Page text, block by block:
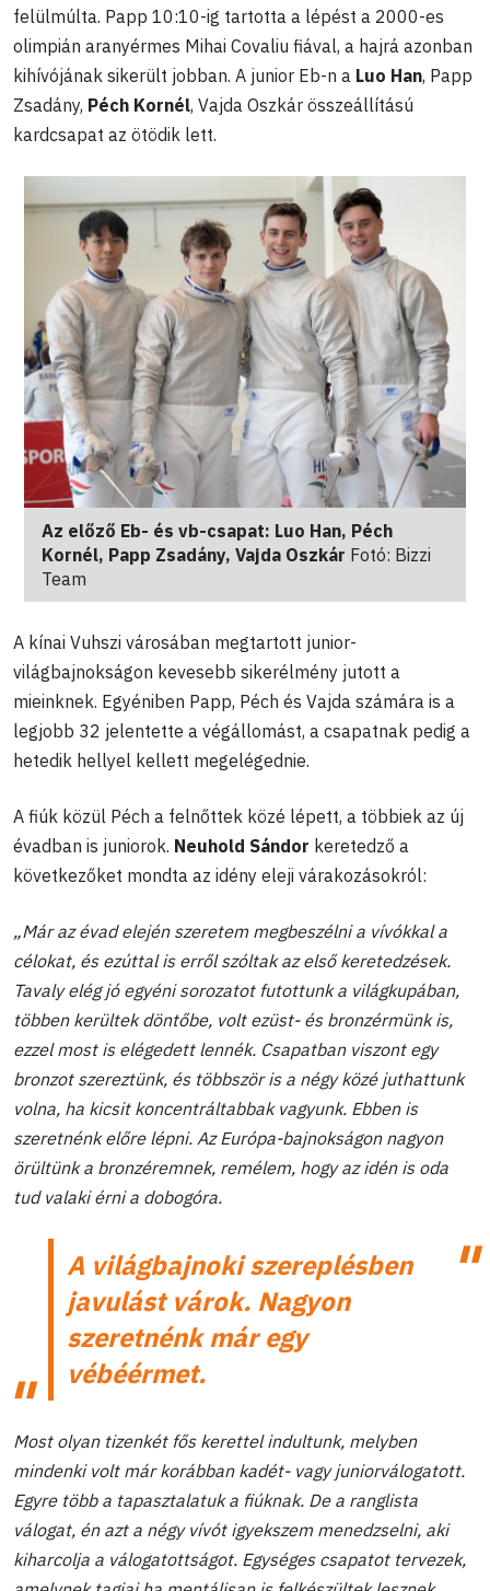
felülmúlta. Papp 10:10-ig tartotta a lépést a 2000-es
olimpián aranyérmes Mihai Covaliu fiával, a hajrá azonban
kihívójának sikerült jobban. A junior Eb-n a Luo Han, Papp
Zsadány, Péch Kornél, Vajda Oszkár összeállítású
kardcsapat az ötödik lett.
Az előző Eb- és vb-csapat: Luo Han, Péch
Kornél, Papp Zsadány, Vajda Oszkár Fotó: Bizzi
Team
A kínai Vuhszi városában megtartott junior-
világbajnokságon kevesebb sikerélmény jutott a
mieinknek. Egyéniben Papp, Péch és Vajda számára is a
legjobb 32 jelentette a végállomást, a csapatnak pedig a
hetedik hellyel kellett megelégednie.
A fiúk közül Péch a felnőttek közé lépett, a többiek az új
évadban is juniorok. Neuhold Sándor keretedző a
következőket mondta az idény eleji várakozásokról:
„Már az évad elején szeretem megbeszélni a vívókkal a
célokat, és ezúttal is erről szóltak az első keretedzések.
Tavaly elég jó egyéni sorozatot futottunk a világkupában,
többen kerültek döntőbe, volt ezüst- és bronzérmünk is,
ezzel most is elégedett lennék. Csapatban viszont egy
bronzot szereztünk, és többször is a négy közé juthattunk
volna, ha kicsit koncentráltabbak vagyunk. Ebben is
szeretnénk előre lépni. Az Európa-bajnokságon nagyon
örültünk a bronzéremnek, remélem, hogy az idén is oda
tud valaki érni a dobogóra.
A világbajnoki szereplésben
javulást várok. Nagyon
szeretnénk már egy
vébéérmet.
Most olyan tizenkét fős kerettel indultunk, melyben
mindenki volt már korábban kadét- vagy juniorválogatott.
Egyre több a tapasztalatuk a fiúknak. De a ranglista
válogat, én azt a négy vívót igyekszem menedzselni, aki
kiharcolja a válogatottságot. Egységes csapatot tervezek,